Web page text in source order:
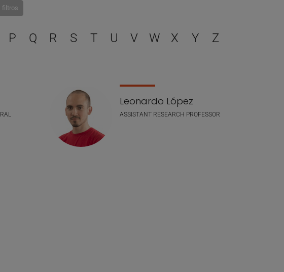
filtros
letra para filtrar
P Q R S T U V W X Y Z
Leonardo López
ASSISTANT RESEARCH PROFESSOR